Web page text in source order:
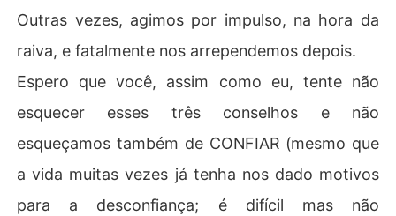
Outras vezes, agimos por impulso, na hora da
raiva, e fatalmente nos arrependemos depois.
Espero que você, assim como eu, tente não
esquecer esses três conselhos e não
esqueçamos também de CONFIAR (mesmo que
a vida muitas vezes já tenha nos dado motivos
para a desconfiança; é difícil mas não